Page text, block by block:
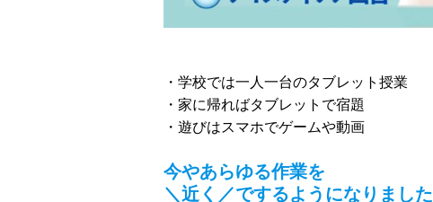
・学校では一人一台のタブレット授業
・家に帰ればタブレットで宿題
・遊びはスマホでゲームや動画
今やあらゆる作業を
＼近く／でするようになりました